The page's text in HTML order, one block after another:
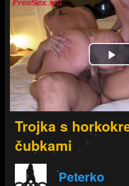
Trojka s
čubkami
Peterko